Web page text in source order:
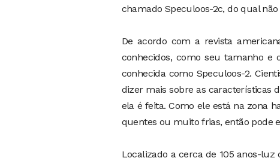
chamado Speculoos-2c, do qual
De acordo com a revista
conhecidos, como seu tamanho
conhecida como Speculoos-2.
dizer mais sobre as características
ela é feita. Como ele está na zona
quentes ou muito frias, então pode
Localizado a cerca de 105 anos-